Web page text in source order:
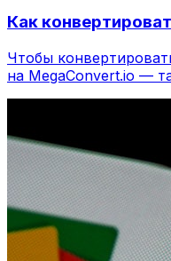
Как
Чтобы
на MegaConvert.io —